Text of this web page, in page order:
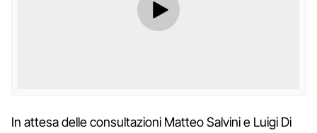
In attesa delle consultazioni Matteo Salvini e Luigi Di